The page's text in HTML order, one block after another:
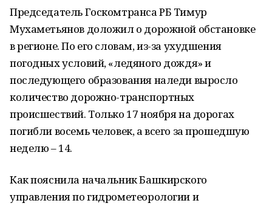
Председатель Госкомтранса РБ Тимур
Мухаметьянов доложил о дорожной обстановке
в регионе. По его словам, из-за ухудшения
погодных условий, «ледяного дождя» и
последующего образования наледи выросло
количество дорожно-транспортных
происшествий. Только 17 ноября на дорогах
погибли восемь человек, а всего за прошедшую
неделю – 14.
Как пояснила начальник Башкирского
управления по гидрометеорологии и